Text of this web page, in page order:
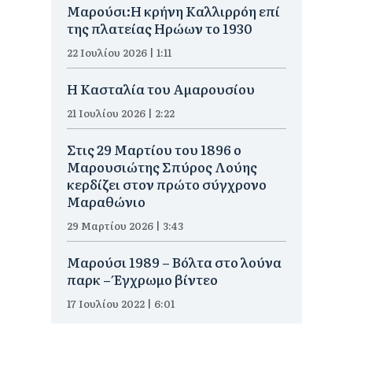
Μαρούσι:Η κρήνη Καλλιρρόη επί
της πλατείας Ηρώων το 1930
22 Ιουλίου 2026 | 1:11
Η Κασταλία του Αμαρουσίου
21 Ιουλίου 2026 | 2:22
Στις 29 Μαρτίου του 1896 ο
Μαρουσιώτης Σπύρος Λούης
κερδίζει στον πρώτο σύγχρονο
Μαραθώνιο
29 Μαρτίου 2026 | 3:43
Μαρούσι 1989 – Βόλτα στο λούνα
παρκ – Έγχρωμο βίντεο
17 Ιουλίου 2022 | 6:01